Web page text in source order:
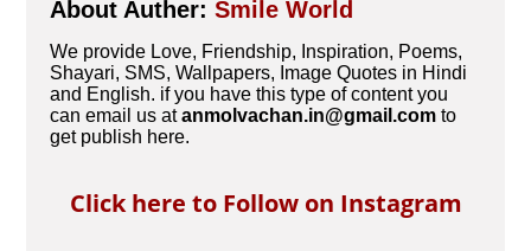
About Auther:Smile World
We provide Love, Friendship, Inspiration, Poems,
Shayari, SMS, Wallpapers, Image Quotes in Hindi
and English. if you have this type of content you
can email us atanmolvachan.in@gmail.com to
get publish here.
Click here to Follow on Instagram